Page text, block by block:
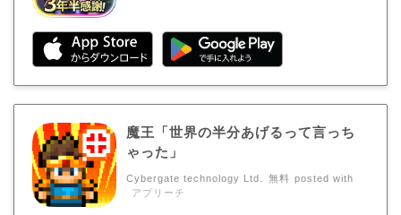
魔王「世界の半分あげるって言っち
ゃった」
Cybergate technology Ltd. 無料 posted with
アプリーチ